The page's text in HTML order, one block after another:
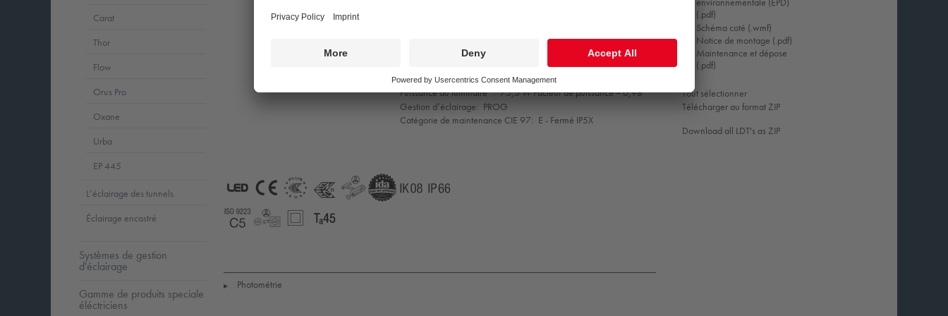
environnementale (EPD)
(.pdf)
Schéma coté (.wmf)
Notice de montage (.pdf)
Maintenance et dépose
(.pdf)
Tout sélectionner
Télécharger au format ZIP
Download all LDT's as ZIP
1 x 87500825 LCO 90/200-1050/165 NF C ADV3
Température de couleur*:
Tolérance de la couleur (MacAdam intial): 5
Vie utile nominale (B10)*: L90 100000 h à 25 °C
Puissance du luminaire*: 75,5 W Facteur de puissance = 0,98
Gestion d’éclairage: PROG
Catégorie de maintenance CIE 97: E - Fermé IP5X
LED
+
▶ Photométrie
Carat
Thor
Flow
Orus Pro
Oxane
Urba
EP 445
L’éclairage des tunnels
Éclairage encastré
Systèmes de gestion
d'éclairage
Gamme de produits speciale
éléctriciens